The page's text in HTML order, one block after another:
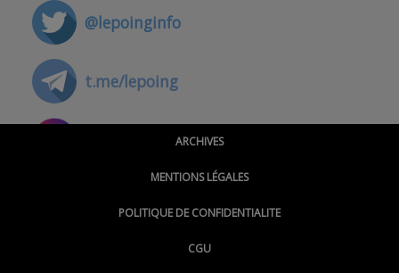
@lepoinginfo
t.me/lepoing
@montpellierpoinginfo
@LePoingMontpellier
ARCHIVES
MENTIONS LÉGALES
POLITIQUE DE CONFIDENTIALITE
CGU